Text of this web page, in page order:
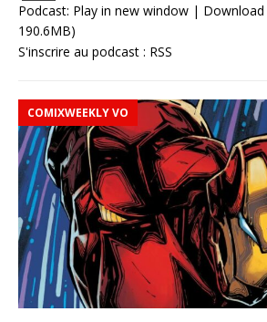
Podcast: Play in new window | Download
190.6MB)
S'inscrire au podcast : RSS
COMIXWEEKLY VO